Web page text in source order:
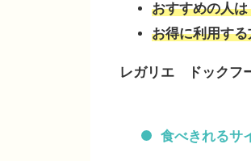
おすすめの人は
お得に利用す
レガリエ ドックフ
食べきれるサ